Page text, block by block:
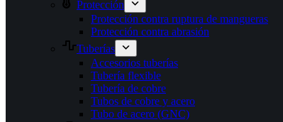
Protección
Protección contra ruptura de mangueras
Protección contra abrasión
Tuberías
Accesorios tuberías
Tubería flexible
Tubería de cobre
Tubos de cobre y acero
Tubo de acero (GNC)